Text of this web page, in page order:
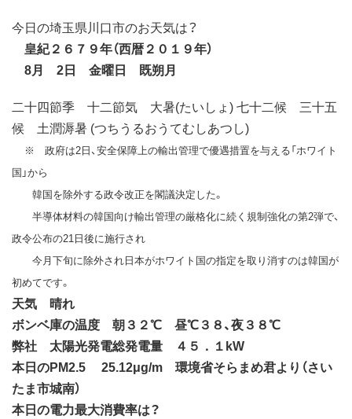
今日の埼玉県川口市のお天気は？
皇紀２６７９年（西暦２０１９年）
8月 2日 金曜日 既朔月
二十四節季 十二節気 大暑(たいしょ) 七十二候 三十五
候 土潤溽暑 (つちうるおうてむしあつし)
※ 政府は2日、安全保障上の輸出管理で優遇措置を与える「ホワイト
国」から
韓国を除外する政令改正を閣議決定した。
半導体材料の韓国向け輸出管理の厳格化に続く規制強化の第2弾で、
政令公布の21日後に施行され
今月下旬に除外され日本がホワイト国の指定を取り消すのは韓国が
初めてです。
天気 晴れ
ボンベ庫の温度 朝３２℃ 昼℃３８、夜３８℃
弊社 太陽光発電総発電量 ４５．１kW
本日のPM2.5 25.12μg/m 環境省そらまめ君より（さい
たま市城南）
本日の電力最大消費率は？